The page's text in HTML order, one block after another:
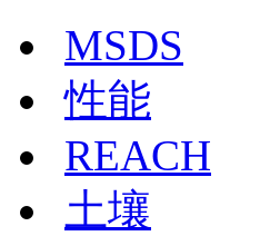
MSDS
性能
REACH
土壤